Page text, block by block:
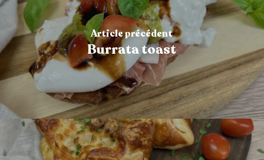
Article précédent
Burrata toast